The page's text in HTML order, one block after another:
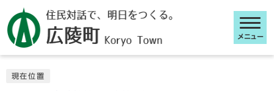
メニュー
現在位置